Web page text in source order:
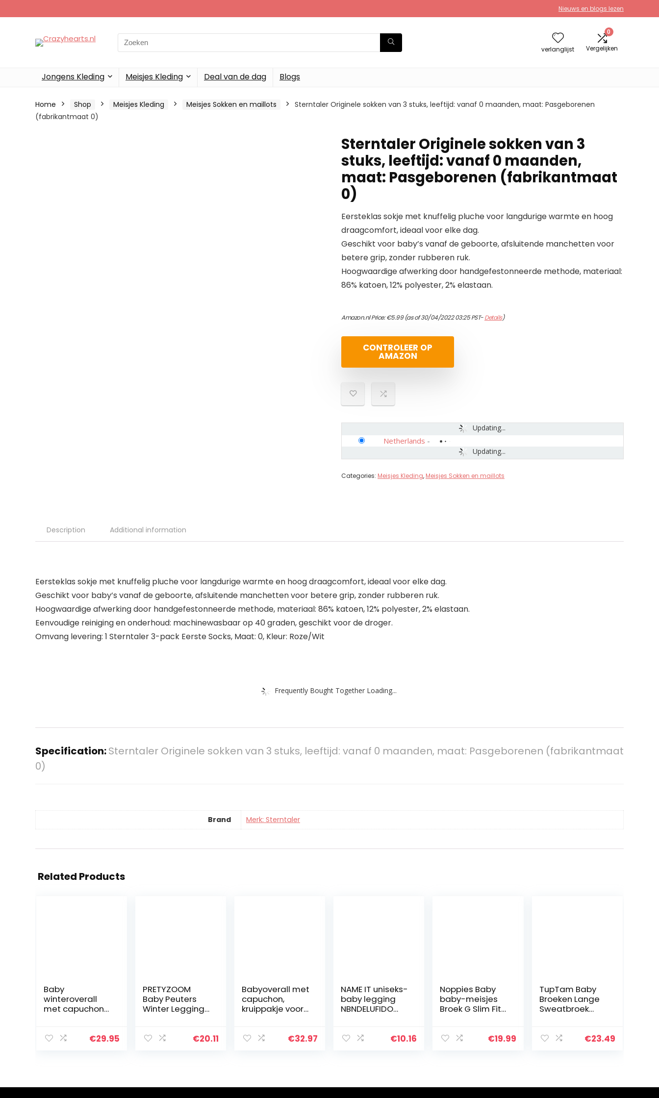
Nieuws en blogs lezen
Search
for:
verlanglijst
0
Vergelijken
Jongens Kleding Meisjes Kleding Deal van de dag Blogs
Home Shop Meisjes Kleding Meisjes Sokken en maillots
Sterntaler Originele sokken van 3 stuks, leeftijd: vanaf 0 maanden, maat: Pasgeborenen
(fabrikantmaat 0)
Sterntaler Originele sokken van 3
stuks, leeftijd: vanaf 0 maanden,
maat: Pasgeborenen (fabrikantmaat
0)
Eersteklas sokje met knuffelig pluche voor langdurige warmte en hoog
draagcomfort, ideaal voor elke dag.
Geschikt voor baby’s vanaf de geboorte, afsluitende manchetten voor
betere grip, zonder rubberen ruk.
Hoogwaardige afwerking door handgefestonneerde methode, materiaal:
86% katoen, 12% polyester, 2% elastaan.
Amazon.nl Price:€5.99(as of 30/04/2022 03:25 PST-Details)
CONTROLEER OP
AMAZON
Updating...
Updating...
Netherlands -
Categories: Meisjes Kleding, Meisjes Sokken en maillots
Description Additional information
Eersteklas sokje met knuffelig pluche voor langdurige warmte en hoog draagcomfort, ideaal voor elke dag.
Geschikt voor baby’s vanaf de geboorte, afsluitende manchetten voor betere grip, zonder rubberen ruk.
Hoogwaardige afwerking door handgefestonneerde methode, materiaal: 86% katoen, 12% polyester, 2% elastaan.
Eenvoudige reiniging en onderhoud: machinewasbaar op 40 graden, geschikt voor de droger.
Omvang levering: 1 Sterntaler 3-pack Eerste Socks, Maat: 0, Kleur: Roze/Wit
Frequently Bought Together Loading...
Specification:Sterntaler Originele sokken van 3 stuks, leeftijd: vanaf 0 maanden, maat: Pasgeborenen (fabrikantmaat
0)
Brand Merk: Sterntaler
Related Products
Baby
winteroverall
met capuchon
en voetjes
€29.95
PRETYZOOM
Baby Peuters
Winter Leggings
Broek Kinderen
€20.11
Babyoverall met
capuchon,
kruippakje voor
sneeuwpak,€32.97
NAME IT uniseks-
baby legging
NBNDELUFIDO
€10.16
Noppies Baby
baby-meisjes
Broek G Slim Fit
€19.99
TupTam Baby
Broeken Lange
Sweatbroek
€23.49